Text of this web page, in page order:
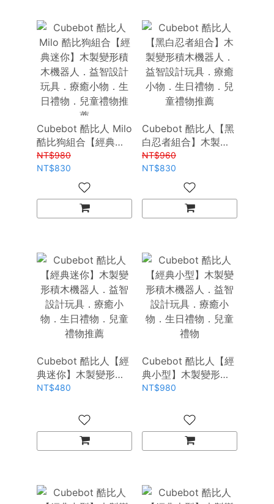
Cubebot 酷比人 Milo
酷比狗組合【經典迷
你】木製變形積木機
器人．益智設計玩
具．療癒小物．生日
禮物．兒童禮物推薦
NT$980
NT$830
Cubebot 酷比人【黑
白忍者組合】木製變
形積木機器人．益智
設計玩具．療癒小
物．生日禮物．兒童
禮物推薦
NT$960
NT$830
Cubebot 酷比人【經
典迷你】木製變形積
木機器人．益智設計
日禮物．兒童禮物推
薦
NT$480
Cubebot 酷比人【經
典小型】木製變形積
木機器人．益智設計
日禮物．兒童禮物
NT$980